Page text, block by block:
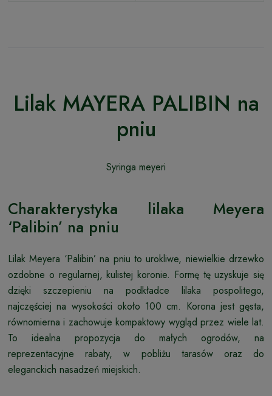
Lilak MAYERA PALIBIN na
pniu
Syringa meyeri
Charakterystyka lilaka Meyera
‘Palibin’ na pniu
Lilak Meyera ‘Palibin’ na pniu to urokliwe, niewielkie drzewko
ozdobne o regularnej, kulistej koronie. Formę tę uzyskuje się
dzięki szczepieniu na podkładce lilaka pospolitego,
najczęściej na wysokości około 100 cm. Korona jest gęsta,
równomierna i zachowuje kompaktowy wygląd przez wiele lat.
To idealna propozycja do małych ogrodów, na
reprezentacyjne rabaty, w pobliżu tarasów oraz do
eleganckich nasadzeń miejskich.